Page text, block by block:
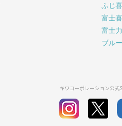
ふじ
富士
富士
ブル
キワコーポレーション公式